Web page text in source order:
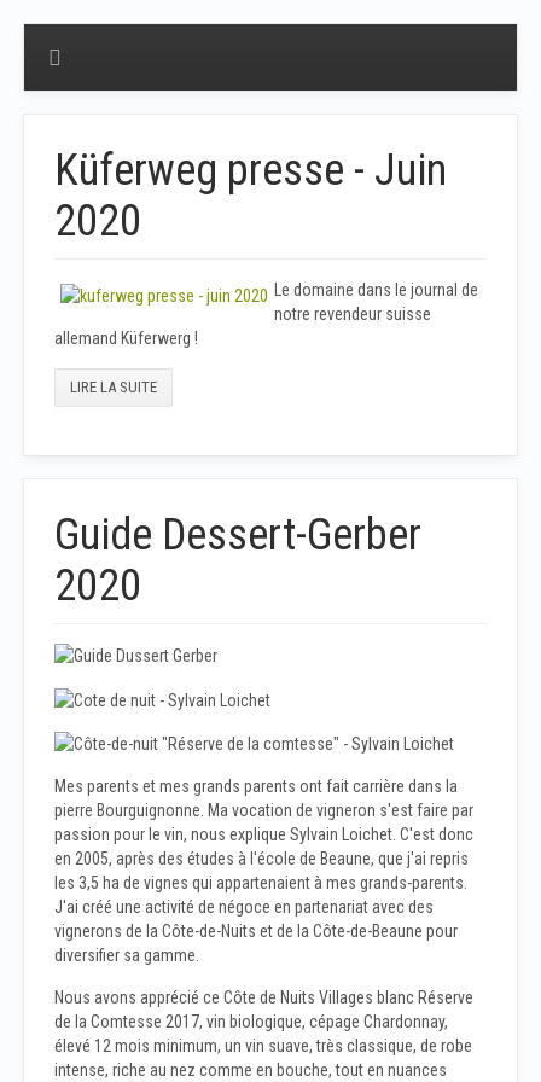
Küferweg presse - Juin
2020
Le domaine dans le journal de
notre revendeur suisse
allemand Küferwerg !
LIRE LA SUITE
Guide Dessert-Gerber
2020
Mes parents et mes grands parents ont fait carrière dans la
pierre Bourguignonne. Ma vocation de vigneron s'est faire par
passion pour le vin, nous explique Sylvain Loichet. C'est donc
en 2005, après des études à l'école de Beaune, que j'ai repris
les 3,5 ha de vignes qui appartenaient à mes grands-parents.
J'ai créé une activité de négoce en partenariat avec des
vignerons de la Côte-de-Nuits et de la Côte-de-Beaune pour
diversifier sa gamme.
Nous avons apprécié ce Côte de Nuits Villages blanc Réserve
de la Comtesse 2017, vin biologique, cépage Chardonnay,
élevé 12 mois minimum, un vin suave, très classique, de robe
intense, riche au nez comme en bouche, tout en nuances